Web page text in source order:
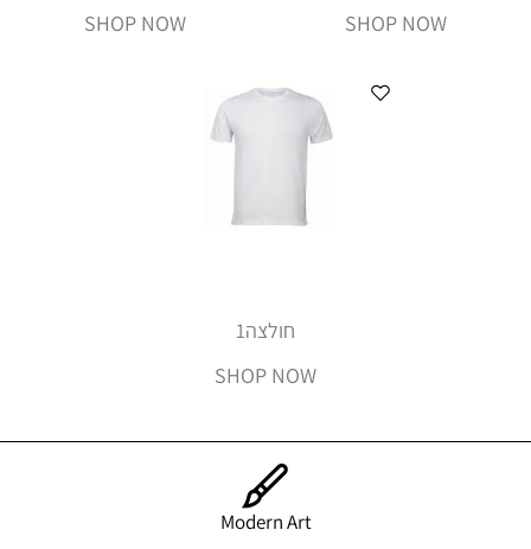
SHOP NOW
SHOP NOW
חולצה1
SHOP NOW
Modern Art